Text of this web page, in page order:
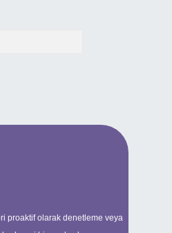
proaktif olarak denetleme veya